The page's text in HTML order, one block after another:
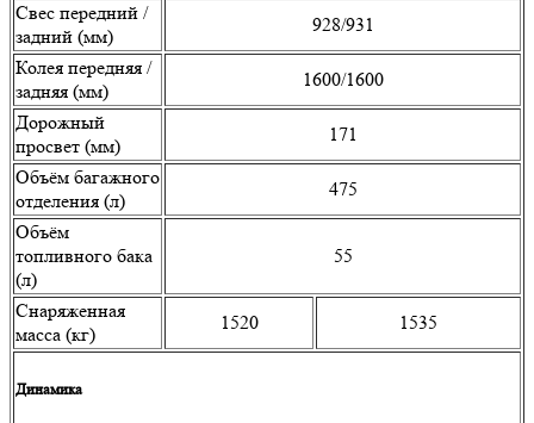
Свес передний /
задний (мм)
928/931
Колея передняя /
задняя (мм)
1600/1600
Дорожный
просвет (мм)
171
Объём багажного
отделения (л)
475
Объём
топливного бака
(л)
55
Снаряженная
масса (кг)
1520 1535
Динамика